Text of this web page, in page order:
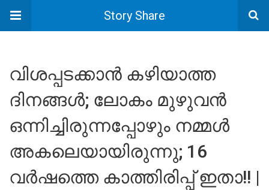
Story Share
വിശപ്പടക്കാൻ കഴിയാത്ത
ദിനങ്ങൾ; ലോകം മുഴുവൻ
ഒന്നിച്ചിരുന്നപ്പോഴും നമ്മൾ
അകലെയായിരുന്നു; 16
വർഷത്തെ കാത്തിരിപ്പ് ഇതാ!! |